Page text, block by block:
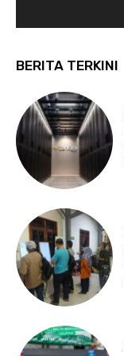
BERITA TERKINI